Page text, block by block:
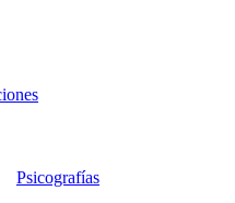
Psicografías